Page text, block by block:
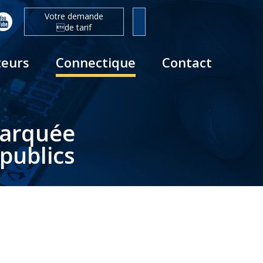
Votre demande
de tarif
Connectique Contact